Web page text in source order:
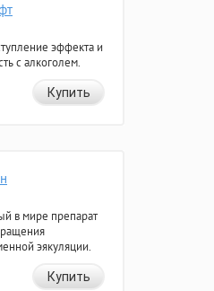
эффекта и
с алкоголем.
Купить
в мире препарат
эякуляции.
Купить